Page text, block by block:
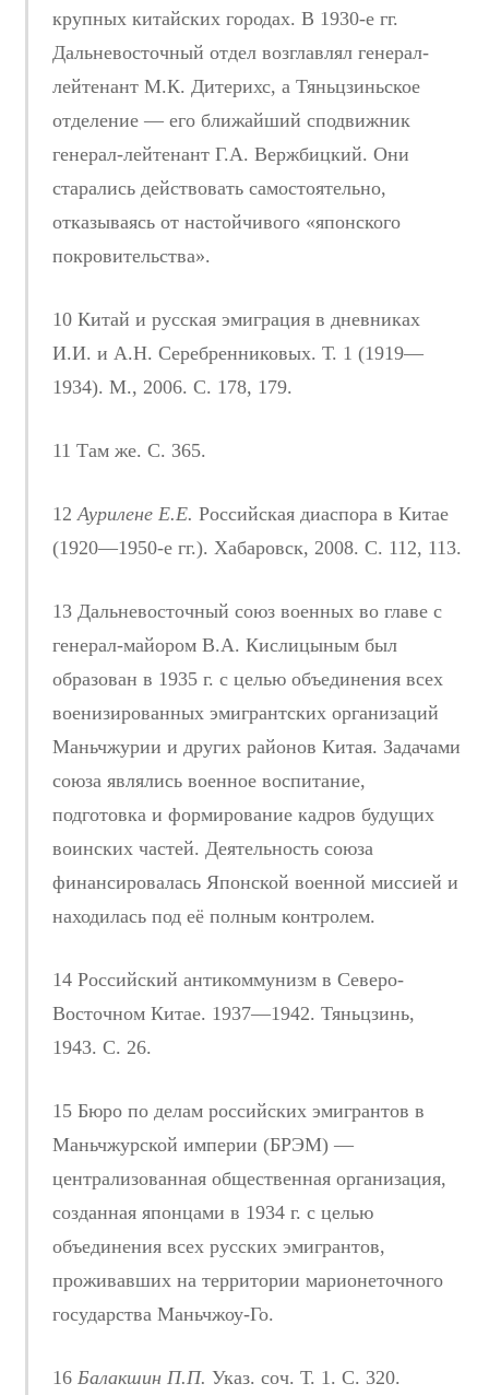
крупных китайских городах. В 1930-е гг.
Дальневосточный отдел возглавлял генерал-
лейтенант М.К. Дитерихс, а Тяньцзиньское
отделение — его ближайший сподвижник
генерал-лейтенант Г.А. Вержбицкий. Они
старались действовать самостоятельно,
отказываясь от настойчивого «японского
покровительства».
10 Китай и русская эмиграция в дневниках
И.И. и А.Н. Серебренниковых. Т. 1 (1919—
1934). М., 2006. С. 178, 179.
11 Там же. С. 365.
12Аурилене Е.Е. Российская диаспора в Китае
(1920—1950-е гг.). Хабаровск, 2008. С. 112, 113.
13 Дальневосточный союз военных во главе с
генерал-майором В.А. Кислицыным был
образован в 1935 г. с целью объединения всех
военизированных эмигрантских организаций
Маньчжурии и других районов Китая. Задачами
союза являлись военное воспитание,
подготовка и формирование кадров будущих
воинских частей. Деятельность союза
финансировалась Японской военной миссией и
находилась под её полным контролем.
14 Российский антикоммунизм в Северо-
Восточном Китае. 1937—1942. Тяньцзинь,
1943. С. 26.
15 Бюро по делам российских эмигрантов в
Маньчжурской империи (БРЭМ) —
централизованная общественная организация,
созданная японцами в 1934 г. с целью
объединения всех русских эмигрантов,
проживавших на территории марионеточного
государства Маньчжоу-Го.
16 Балакшин П.П. Указ. соч. Т. 1. С. 320.